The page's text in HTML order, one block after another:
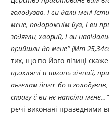
голодував, і ви дали мені
мене, подорожнім був, і ви
зодягли, хворий, і ви
прийшли до мене”(Мт
тих, що по Його лівиці
прокляті в вогонь вічний,
ангелам його; бо я
спрагу й ви не напоїли мене…”
речі виконані праведними